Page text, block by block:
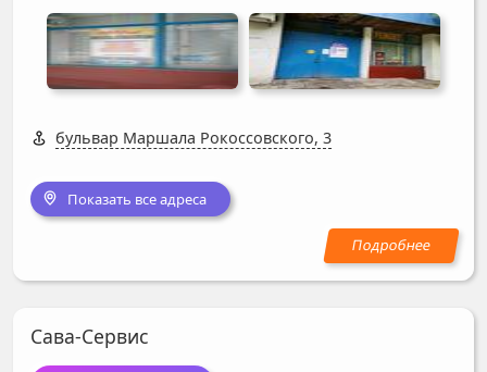
бульвар Маршала Рокоссовского, 3
Показать все адреса
Сава-Сервис